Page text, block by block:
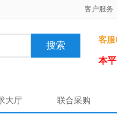
客户服务
客
本
大厅 联合采购